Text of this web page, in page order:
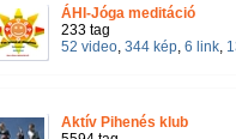
ÁHI-Jóga meditáció
233 tag
52 video, 344 kép, 6 link,
Aktív Pihenés klub